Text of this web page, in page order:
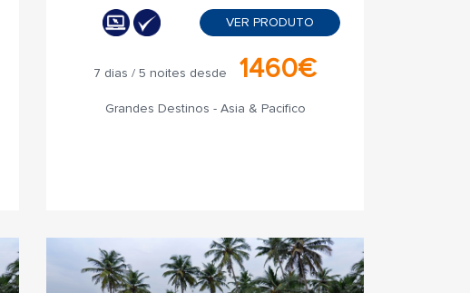
VER PRODUTO
7 dias / 5 noites desde 1460€
Grandes Destinos - Asia & Pacifico